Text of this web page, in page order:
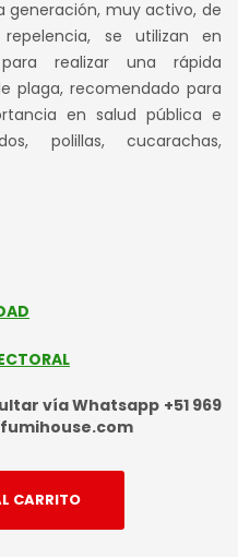
es:
S/ 115.00.
generación, muy activo, de
se utilizan en
realizar una rápida
plaga, recomendado para
en salud pública e
polillas, cucarachas,
vía Whatsapp +51 969
CARRITO